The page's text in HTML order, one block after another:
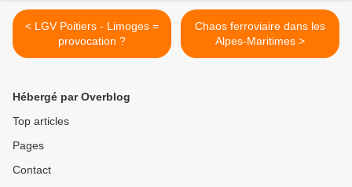
< LGV Poitiers - Limoges =
provocation ?
Chaos ferroviaire dans les
Alpes-Maritimes >
Hébergé par Overblog
Top articles
Pages
Contact